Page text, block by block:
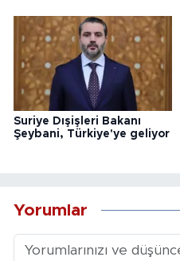
Suriye Dışişleri Bakanı
Şeybani, Türkiye'ye geliyor
Yorumlar